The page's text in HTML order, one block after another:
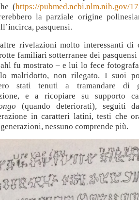
(https://pubmed.ncbi.nlm.nih.gov/
la parziale origine
pasquensi.
rivelazioni molto interessanti di
familiari sotterranee dei
fu mostrato – e lui lo fece
malridotto, non rilegato. I suoi
stati tenuti a tramandare di
e a ricopiare su supporto
(quando deteriorati), seguiti
in caratteri latini, testi che
nessuno comprende più.